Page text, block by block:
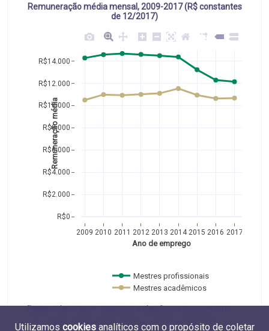
Remuneração média mensal, 2009-2017 (R$ constantes
de 12/2017)
2009 2010 2011 2012 2013 2014 2015 2016 2017
R$0
R$2.000
R$4.000
R$6.000
R$8.000
R$10.000
R$12.000
R$14.000
Mestres profissionais
Mestres acadêmicos
Ano de emprego
Remuneração média
Fonte:Coleta Capes 1996-2012 e Plataforma Sucupira 2013-
Utilizamos cookies analíticos com o propósito de coletar